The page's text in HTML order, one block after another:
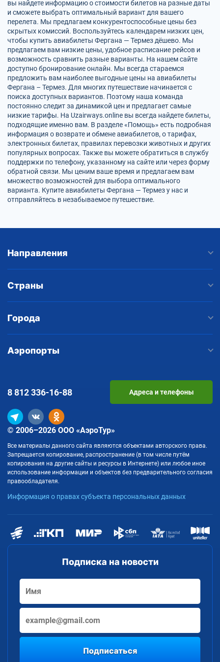
вы найдете информацию о стоимости билетов на разные даты
и сможете выбрать оптимальный вариант для вашего
перелета. Мы предлагаем конкурентоспособные цены без
скрытых комиссий. Воспользуйтесь календарем низких цен,
чтобы купить авиабилеты Фергана — Термез дёшево. Мы
предлагаем вам низкие цены, удобное расписание рейсов и
возможность сравнить разные варианты. На нашем сайте
доступно бронирование онлайн. Мы всегда стараемся
предложить вам наиболее выгодные цены на авиабилеты
Фергана – Термез. Для многих путешествие начинается с
поиска доступных вариантов. Поэтому наша команда
постоянно следит за динамикой цен и предлагает самые
низкие тарифы. На Uzairways.online вы всегда найдете билеты,
подходящие именно вам. В разделе «Помощь» есть подробная
информация о возврате и обмене авиабилетов, о тарифах,
электронных билетах, правилах перевозки животных и других
популярных вопросах. Также вы можете обратиться в службу
поддержки по телефону, указанному на сайте или через форму
обратной связи. Мы ценим ваше время и предлагаем вам
множество возможностей для выбора оптимального
варианта. Купите авиабилеты Фергана — Термез у нас и
отправляйтесь в незабываемое путешествие.
Направления
Страны
Города
Аэропорты
Подписка на новости
Подписаться
© 2006–2026 ООО «АэроТур»
Все материалы данного сайта являются объектами авторского права.
Запрещается копирование, распространение (в том числе путём
копирования на другие сайты и ресурсы в Интернете) или любое иное
использование информации и объектов без предварительного согласия
правообладателя.
Информация о правах субъекта персональных данных
8 812336-16-88 Адреса и телефоны